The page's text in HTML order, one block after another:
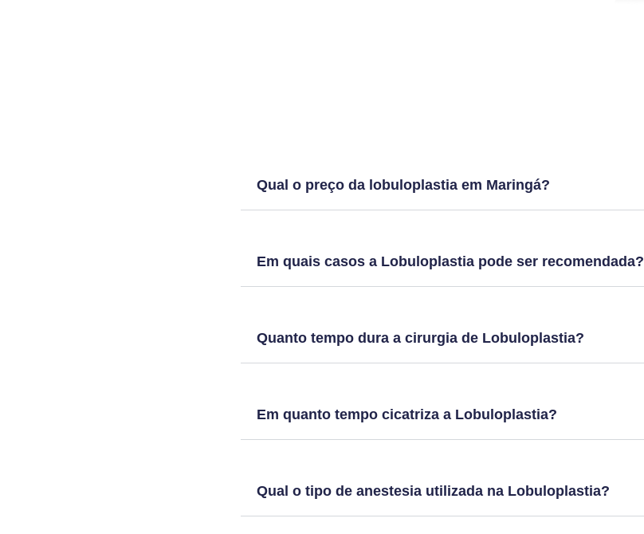
Qual o preço da lobuloplastia em Maringá?
Em quais casos a Lobuloplastia pode ser recomendada?
Quanto tempo dura a cirurgia de Lobuloplastia?
Em quanto tempo cicatriza a Lobuloplastia?
Qual o tipo de anestesia utilizada na Lobuloplastia?